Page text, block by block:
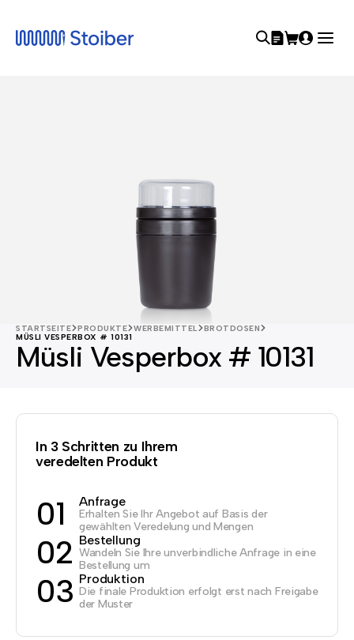
STARTSEITE PRODUKTE WERBEMITTEL
BROTDOSEN
MÜSLI VESPERBOX # 10131
Müsli Vesperbox # 10131
In 3 Schritten zu Ihrem
veredelten Produkt
01 Anfrage
Erhalten Sie Ihr Angebot auf Basis der
gewählten Veredelung und Mengen
02 Bestellung
Wandeln Sie Ihre unverbindliche Anfrage in eine
Bestellung um
03 Produktion
Die finale Produktion erfolgt erst nach Freigabe
der Muster